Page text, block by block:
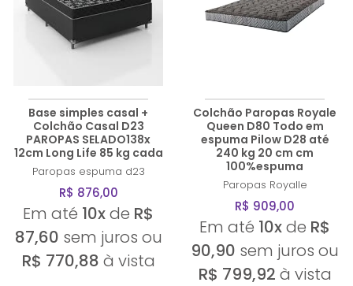
Base simples casal +
Colchão Casal D23
PAROPAS SELADO138x
12cm Long Life 85 kg cada
Paropas espuma d23
R$ 876,00
Em até 10xde R$
87,60 sem juros ou
R$ 770,88 à vista
Colchão Paropas Royale
Queen D80 Todo em
espuma Pilow D28 até
240 kg 20 cm cm
100%espuma
Paropas Royalle
R$ 909,00
Em até 10xde R$
90,90 sem juros ou
R$ 799,92 à vista